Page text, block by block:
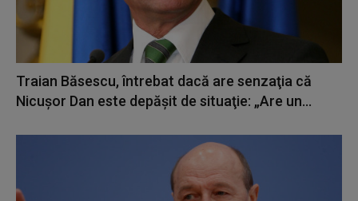
Traian Băsescu, întrebat dacă are senzaţia că
Nicuşor Dan este depăşit de situaţie: „Are un...